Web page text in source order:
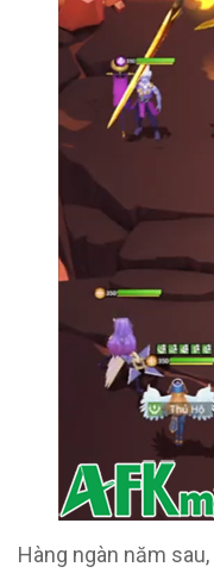
Hàng ngàn năm